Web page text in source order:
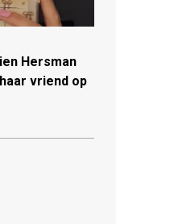
Hersman
vriend op